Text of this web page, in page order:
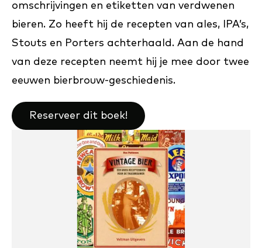
omschrijvingen en etiketten van verdwenen
bieren. Zo heeft hij de recepten van ales, IPA’s,
Stouts en Porters achterhaald. Aan de hand
van deze recepten neemt hij je mee door twee
eeuwen bierbrouw-geschiedenis.
Reserveer dit boek!